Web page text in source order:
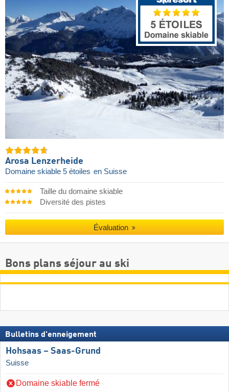
Arosa Lenzerheide
Domaine skiable 5 étoiles en Suisse
Taille du domaine skiable
Diversité des pistes
Évaluation
Bons plans séjour au ski
Bulletins d'enneigement
Hohsaas – Saas-Grund
Suisse
Domaine skiable fermé